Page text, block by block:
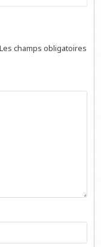
Les champs obligatoires